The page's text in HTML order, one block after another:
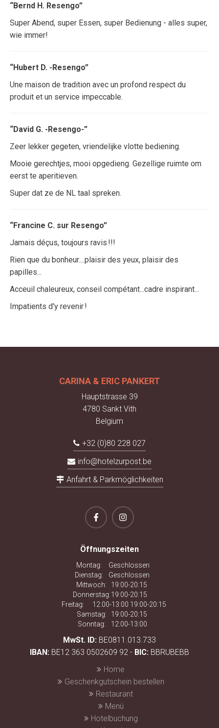
“Bernd H. Resengo”
Super Abend, super Essen, super Bedienung - alles super,
wie immer!
“Hubert D. -Resengo”
Une maison de tradition avec un profond respect du
produit et un service impeccable.
“David G. -Resengo-”
Zeer lekker gegeten, vriendelijke vlotte bediening.
Mooie gerechtjes, mooi opgedieng. Gezellige ruimte om
eerst te aperitieven.
Super dat ze de NL taal spreken.
“Francine C. sur Resengo”
Jamais déçus, toujours ravis !!!
Rien que du bonheur....plaisir des yeux, plaisir des
papilles...
Acceuil chaleureux, conseil compétant...cadre inspirant...
Impatients d'y revenir !
CARINA & ERIC PANKERT
Hauptstrasse 39
4780 Sankt Vith
Belgium
+32 (0)80 228 027
info@hotelzurpost.be
Anfahrt & Parkmöglichkeiten
Öffnungszeiten
Montag:
Geschlossen
Dienstag:
Geschlossen
Mittwoch:
19:00-20:15
Donnerstag:19:00-20:15
Freitag:
12:00-13:00 19:00-20:15
Samstag:
19:00-20:15
Sonntag:
12:00-13:00
MwSt. ID: BE0811.013.733
IBAN: BE12 363 0502609 92 - BIC: BBRUBEBB
Home
Geschenkgutschein bestellen
Restaurant
Menü
Hotelbuchung